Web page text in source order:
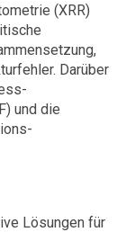
(XRR)
Darüber
und die
Lösungen für